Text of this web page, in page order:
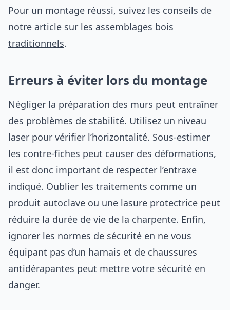
Pour un montage réussi, suivez les conseils de
notre article sur les assemblages bois
traditionnels.
Erreurs à éviter lors du montage
Négliger la préparation des murs peut entraîner
des problèmes de stabilité. Utilisez un niveau
laser pour vérifier l’horizontalité. Sous-estimer
les contre-fiches peut causer des déformations,
il est donc important de respecter l’entraxe
indiqué. Oublier les traitements comme un
produit autoclave ou une lasure protectrice peut
réduire la durée de vie de la charpente. Enfin,
ignorer les normes de sécurité en ne vous
équipant pas d’un harnais et de chaussures
antidérapantes peut mettre votre sécurité en
danger.